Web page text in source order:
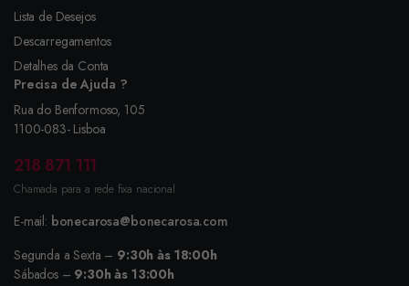
Lista de Desejos
Descarregamentos
Detalhes da Conta
Precisa de Ajuda ?
Rua do Benformoso, 105
1100-083- Lisboa
218 871 111
Chamada para a rede fixa nacional
E-mail: bonecarosa@bonecarosa.com
Segunda a Sexta – 9:30h às 18:00h
Sábados – 9:30h às 13:00h